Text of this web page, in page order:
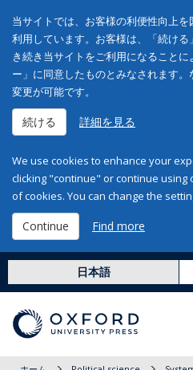
当サイトでは、お客様の利便性向上
利用しています。お客様は、「続け
き続き当サイトをご利用になること
ー」に同意したものとみなされます
変更が可能です。
続ける 詳細を見る
We use cookies to enhance your
clicking "continue" or continue using
of cookies. You can change the
Continue Find more
日本語